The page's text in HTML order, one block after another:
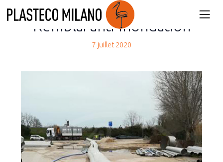
Remblai anti-inondation
7 juillet 2020